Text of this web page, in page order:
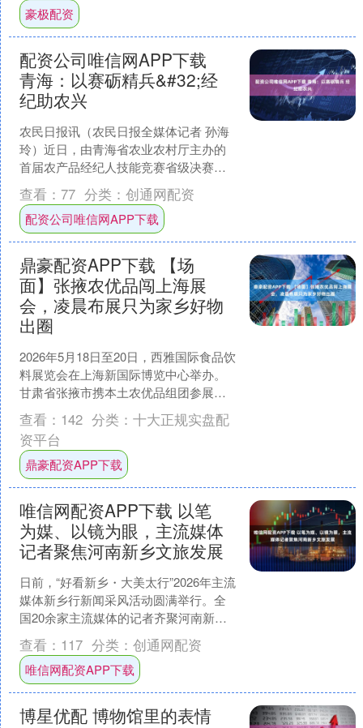
豪极配资
配资公司唯信网APP下载
青海：以赛砺精兵&#32;经
纪助农兴
农民日报讯（农民日报全媒体记者 孙海
玲）近日，由青海省农业农村厅主办的
首届农产品经纪人技能竞赛省级决赛在
西宁市举行。来自全省8个市州的24名优
秀农产品经纪人同台....
查看： 77 分类： 创通网配资
配资公司唯信网APP下载
鼎豪配资APP下载 【场
面】张掖农优品闯上海展
会，凌晨布展只为家乡好物
出圈
2026年5月18日至20日，西雅国际食品饮
料展览会在上海新国际博览中心举办。
甘肃省张掖市携本土农优品组团参展，
并举办绿色有机农产品精深加工产业上
海推介会。组织....
查看： 142 分类： 十大正规实盘配
资平台
鼎豪配资APP下载
唯信网配资APP下载 以笔
为媒、以镜为眼，主流媒体
记者聚焦河南新乡文旅发展
日前，“好看新乡・大美太行”2026年主流
媒体新乡行新闻采风活动圆满举行。全
国20余家主流媒体的记者齐聚河南新
乡，在新乡日报社融媒讲堂开展业务交
流分享，赴南太行....
查看： 117 分类： 创通网配资
唯信网配资APP下载
博星优配 博物馆里的表情